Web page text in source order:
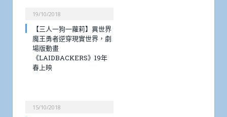
19/10/2018
【三人一狗一蘿莉】異世界
魔王勇者逆穿現實世界，劇
場版動畫
《LAIDBACKERS》19年
春上映
15/10/2018